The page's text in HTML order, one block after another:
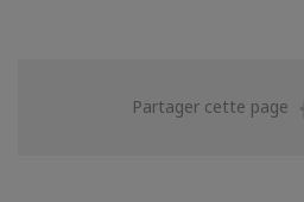
Partager cette page